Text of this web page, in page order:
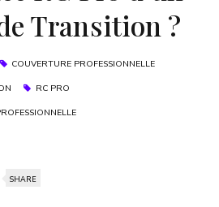
Transition ?
COUVERTURE PROFESSIONNELLE
RC PRO
SHARE